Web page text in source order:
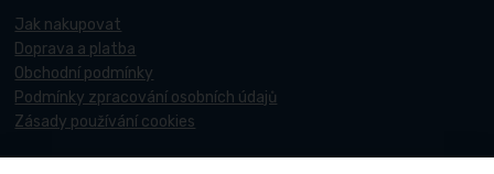
Jak nakupovat
Doprava a platba
Obchodní podmínky
Podmínky zpracování osobních údajů
Zásady používání cookies